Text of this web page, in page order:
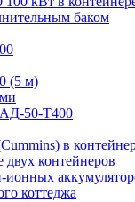
баком
(5 м)
50-Т400
в
двух контейнеров
коттеджа